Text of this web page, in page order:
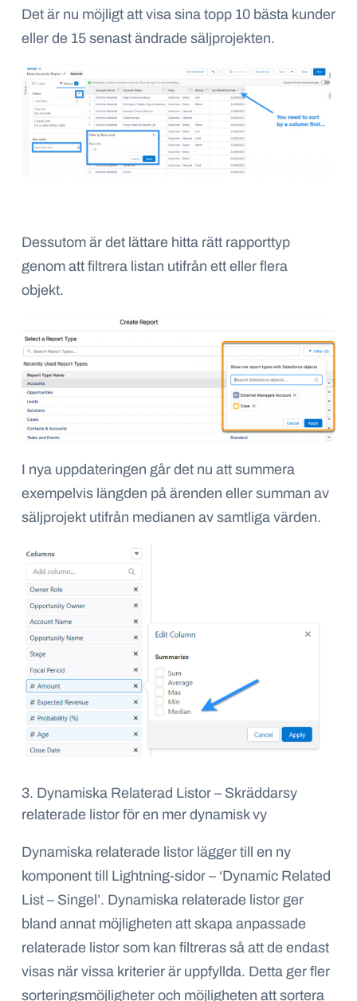
Det är nu möjligt att visa sina topp 10 bästa kunder
eller de 15 senast ändrade säljprojekten.
Dessutom är det lättare hitta rätt rapporttyp
genom att filtrera listan utifrån ett eller flera
objekt.
I nya uppdateringen går det nu att summera
exempelvis längden på ärenden eller summan av
säljprojekt utifrån medianen av samtliga värden.
3. Dynamiska Relaterad Listor – Skräddarsy
relaterade listor för en mer dynamisk vy
Dynamiska relaterade listor lägger till en ny
komponent till Lightning-sidor – ‘Dynamic Related
List – Singel’. Dynamiska relaterade listor ger
bland annat möjligheten att skapa anpassade
relaterade listor som kan filtreras så att de endast
visas när vissa kriterier är uppfyllda. Detta ger fler
sorteringsmöjligheter och möjligheten att sortera